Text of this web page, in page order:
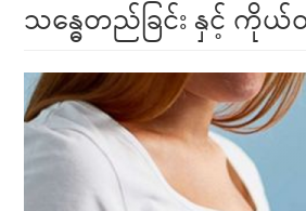
သန္ဓေတည်ခြင်း နှင့် ကိုယ်ဝ